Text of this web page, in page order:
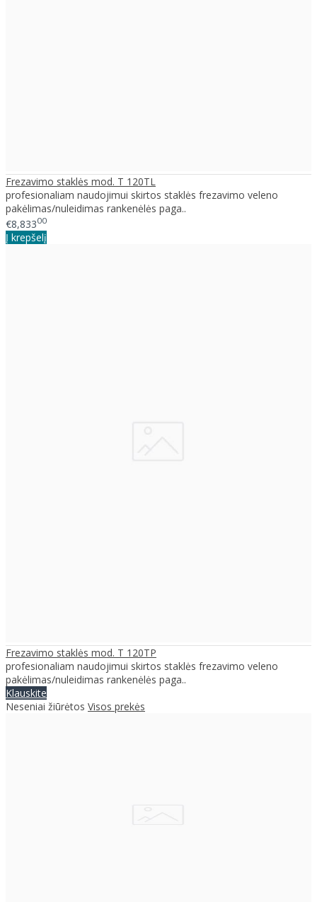
Frezavimo staklės mod. T 120TL
profesionaliam naudojimui skirtos staklės frezavimo veleno
pakėlimas/nuleidimas rankenėlės paga..
€8,83300
Į krepšelį
Frezavimo staklės mod. T 120TP
profesionaliam naudojimui skirtos staklės frezavimo veleno
pakėlimas/nuleidimas rankenėlės paga..
Klauskite
Neseniai žiūrėtos Visos prekės